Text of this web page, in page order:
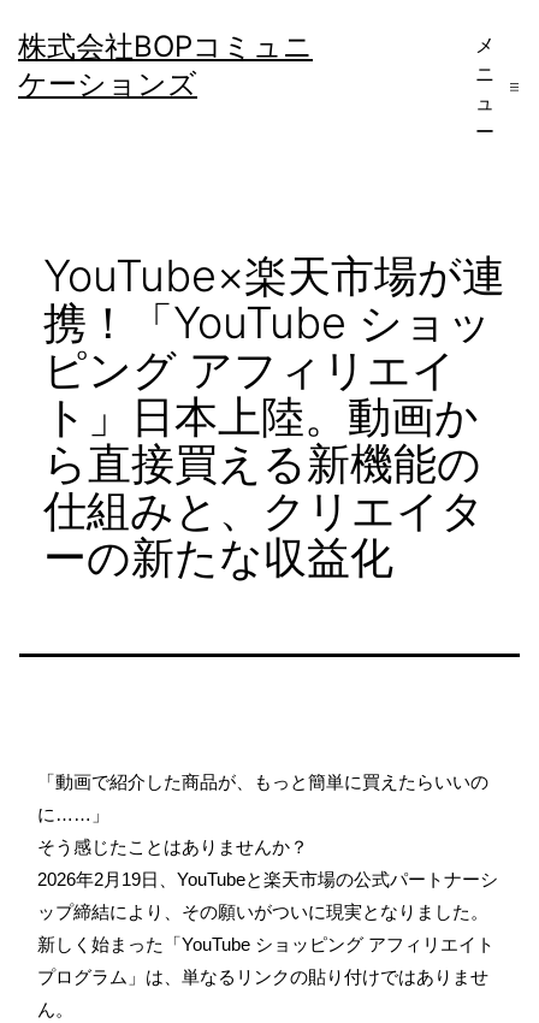
ン
テ
株式会社BOPコミュニ
ケーションズ
メ
ニ
ュ
ー
YouTube×楽天市場が連
携！「YouTube ショッ
ピング アフィリエイ
ト」日本上陸。動画か
ら直接買える新機能の
仕組みと、クリエイタ
ーの新たな収益化
「動画で紹介した商品が、もっと簡単に買えたらいいの
に……」
そう感じたことはありませんか？
2026年2月19日、YouTubeと楽天市場の公式パートナーシ
ップ締結により、その願いがついに現実となりました。
新しく始まった「YouTube ショッピング アフィリエイト
プログラム」は、単なるリンクの貼り付けではありませ
ん。